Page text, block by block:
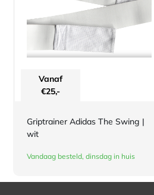
Vanaf
€25,-
Griptrainer Adidas The Swing |
wit
Vandaag besteld, dinsdag in huis